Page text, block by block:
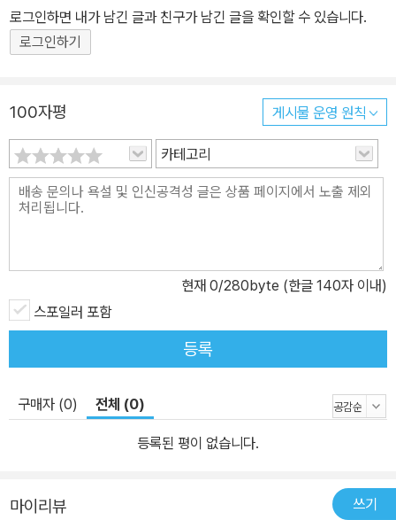
전한다. 승오는 동경으로 건너온 뒤 3개월에 가까운 시간 동안 다양
한 직업을 전전하며 일자리를 찾으려 애쓰지만, 식민지 피지배인이라
는 것과 학교 졸업장이 없다는 것, 그리고 몸이 허약하다는 이유로 거
동경으로 건너와 노동판을 전전했던 송영의 삶을 투영하고 있다. 그
이다. 그렇지만 그는 왜소한 체구로 인해 노동판에서도 여러 번 거절
을 당한 뒤에 일가 형의 추천으로 한국인 시다오야가다(소두목)를 찾
아가 어렵게 일자리를 구하게 된다. 서툰 솜씨로 하루 종일 일을 하고
는지 곰곰이 생각하게 되고, 노동자들의 무리를 바라보면서 자신도
그들 중 하나가 된 것을 깨닫게 된다. ＜석공 조합대표＞의 박창호는
평양에 있는 석공들의 대표로 선출되어 내일이면 서울에서 열리는 노
동자 대회에 참석할 예정이다. 창호는 이 대회에 참석하여 연설하고
을 알게 된 ‘양돼지 같은 주인 영감’은 창호의 서울행을 극구 만류한
다. 주인은 창호가 출근을 하지 않고 서울에 가게 되면, 그의 아내와
다. 아버지는 주인 영감이 소유한 과수원을 경작하면서 가족의 생계
로그인하면 내가 남긴 글과 친구가 남긴 글을 확인할 수 있습니다.
로그인하기
100자평 게시물 운영 원칙
카테고리
현재 0/280byte (한글 140자 이내)
스포일러 포함
등록
구매자 (0) 전체 (0)
등록된 평이 없습니다.
마이리뷰 쓰기